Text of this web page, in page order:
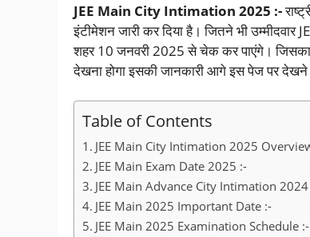
JEE Main City Intimation 2025 :-
इंटीमेशन जारी कर दिया है। जितने भी उम्मीदवार
शहर 10 जनवरी 2025 से चेक कर पाएंगे। जिसका
देखना होगा इसकी जानकारी आगे इस पेज पर देखने
Table of Contents
JEE Main City Intimation 2025
JEE Main Exam Date 2025 :-
JEE Main Advance City Intimation
JEE Main 2025 Important Date :-
JEE Main 2025 Examination Schedule :-